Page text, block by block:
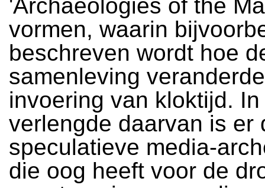
'Archaeologies of the
vormen, waarin
beschreven wordt hoe
samenleving
invoering van kloktijd.
verlengde daarvan is er
speculatieve media-
die oog heeft voor de